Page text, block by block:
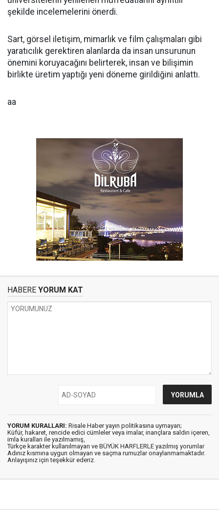
şekilde incelemelerini önerdi.
Sart, görsel iletişim, mimarlık ve film çalışmaları gibi
yaratıcılık gerektiren alanlarda da insan unsurunun
önemini koruyacağını belirterek, insan ve bilişimin
birlikte üretim yaptığı yeni döneme girildiğini anlattı.
aa
HABERE YORUM KAT
YORUM KURALLARI: Risale Haber yayın politikasına uymayan;
Küfür, hakaret, rencide edici cümleler veya imalar, inançlara saldırı içeren,
imla kuralları ile yazılmamış,
Türkçe karakter kullanılmayan ve BÜYÜK HARFLERLE yazılmış yorumlar
Adınız kısmına uygun olmayan ve saçma rumuzlar onaylanmamaktadır.
Anlayışınız için teşekkür ederiz.